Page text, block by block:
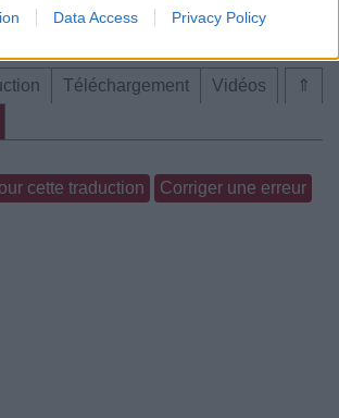
Data Access Privacy Policy
Chanson sans vidéo
⇑
Téléchargement
Vidéos
cette traduction Corriger une erreur